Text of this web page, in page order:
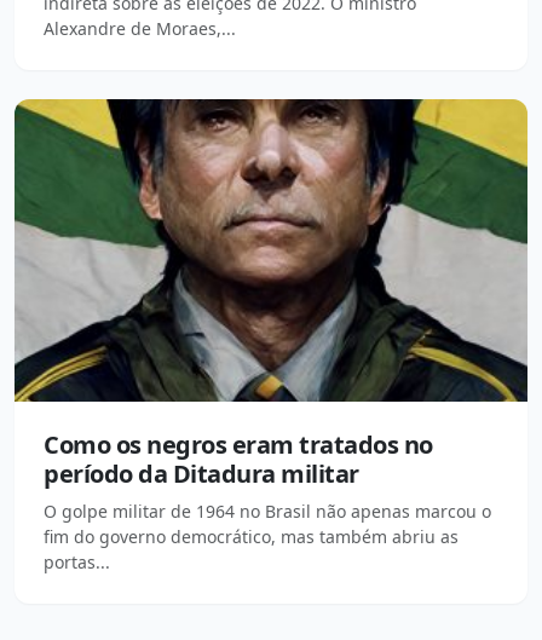
Alexandre de Moraes,...
Como os negros eram tratados no
período da Ditadura militar
O golpe militar de 1964 no Brasil não apenas marcou o
fim do governo democrático, mas também abriu as
portas...